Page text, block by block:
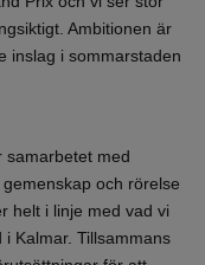
Ambitionen är
inslag i sommarstaden
samarbetet med
och rörelse
helt i linje med vad vi
Kalmar. Tillsammans